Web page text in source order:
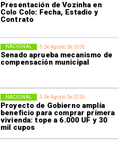
Presentación de Vozinha en
Colo Colo: Fecha, Estadio y
Contrato
5 De Agosto De 2026
Senado aprueba mecanismo de
compensación municipal
NACIONAL
5 De Agosto De 2026
Proyecto de Gobierno amplía
beneficio para comprar primera
vivienda: tope a 6.000 UF y 30
mil cupos
NACIONAL